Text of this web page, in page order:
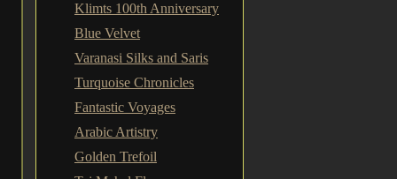
Klimts 100th Anniversary
Blue Velvet
Varanasi Silks and Saris
Turquoise Chronicles
Fantastic Voyages
Arabic Artistry
Golden Trefoil